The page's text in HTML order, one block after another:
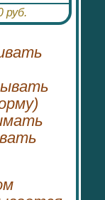
руб.